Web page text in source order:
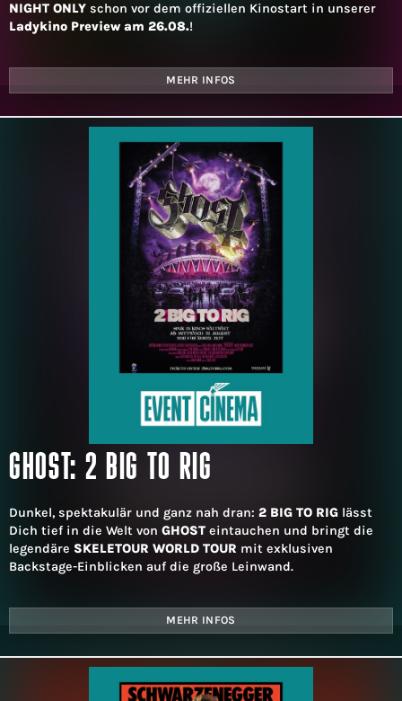
NIGHT ONLY schon vor dem offiziellen Kinostart in unserer
Ladykino Preview am 26.08.!
MEHR INFOS
GHOST: 2 BIG TO RIG
Dunkel, spektakulär und ganz nah dran: 2 BIG TO RIG lässt
Dich tief in die Welt von GHOST eintauchen und bringt die
legendäre SKELETOUR WORLD TOUR mit exklusiven
Backstage-Einblicken auf die große Leinwand.
MEHR INFOS